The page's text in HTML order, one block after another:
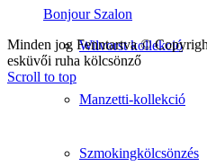
Wilvorst kollekció
Manzetti-kollekció
Szmokingkölcsönzés
Bonjour Szalon
Minden jog Fenntartva ©
esküvői ruha kölcsönző
Scroll to top